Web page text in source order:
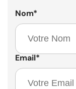
Nom*
Email*